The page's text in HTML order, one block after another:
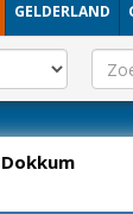
GELDERLAND
Dokkum